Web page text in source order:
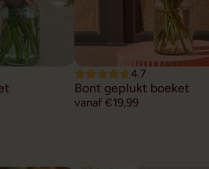
4.7
Bont geplukt boeket
vanaf €19,99